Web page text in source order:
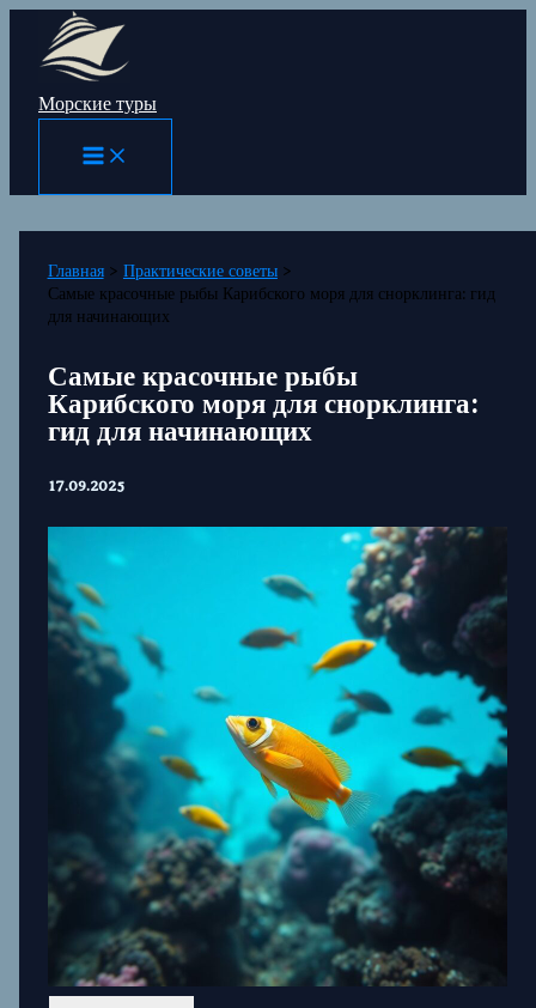
Перейти
содержимому
Морские туры
Главная
Практические советы
Самые красочные рыбы Карибского моря для снорклинга: гид
для начинающих
Самые красочные рыбы
Карибского моря для снорклинга:
гид для начинающих
17.09.2025